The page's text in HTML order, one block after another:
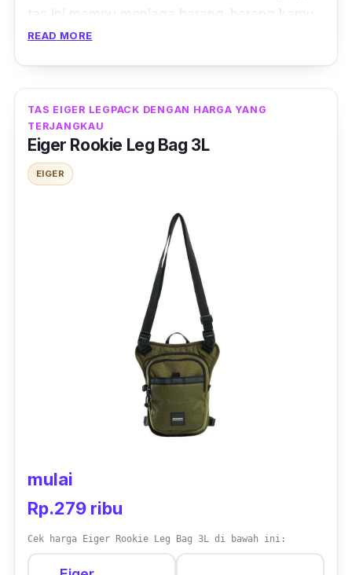
tas ini mampu menjaga barang-barang kamu
tetap kering dalam cuaca tidak terlalu
praktis untuk menyimpan barang tambahan
yang sering Anda butuhkan dengan cepat.
Diario Termina 2.0 memiliki fitur-fitur hebat
lainnya, termasuk kompartemen utama
dengan saku dalam yang ideal untuk
dokumen, serta ruang yang cukup untuk
laptop hingga 14 inci. Tidak hanya itu saja,
tersedia tali dada yang meningkatkan
kenyamanan ketika kamu membawa beban
berat. Dengan bahan berkualitas tinggi dan
daya tahan terhadap air, tas Eiger terbaru ini
adalah pilihan yang bisa kamu andalkan untuk
kegiatan sehari-hari.
READ MORE
TAS EIGER LEGPACK DENGAN HARGA YANG
TERJANGKAU
Eiger Rookie Leg Bag 3L
EIGER
mulai
Rp.279 ribu
Cek harga Eiger Rookie Leg Bag 3L di bawah ini: